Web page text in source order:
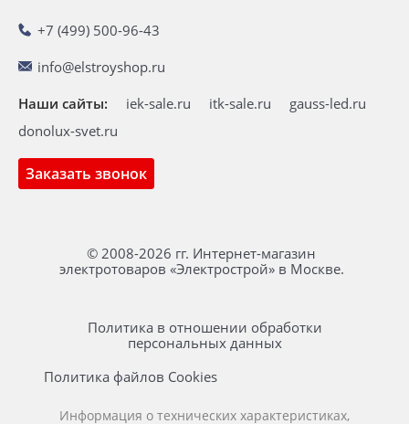
+7 (499) 500-96-43
info@elstroyshop.ru
Заказать звонок
Наши сайты: iek-sale.ru itk-sale.ru
gauss-led.ru
donolux-svet.ru
© 2008-2026 гг. Интернет-магазин
электротоваров «Электрострой» в Москве.
Политика в отношении обработки
персональных данных
Политика файлов Cookies
Информация о технических характеристиках,